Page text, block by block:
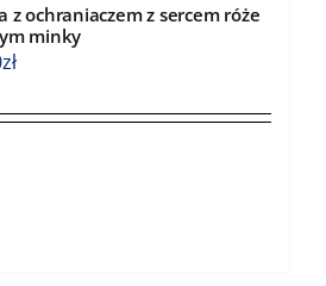
z ochraniaczem z sercem róże
minky
złZakres
od